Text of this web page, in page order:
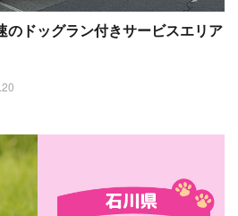
のドッグラン付きサービスエリア